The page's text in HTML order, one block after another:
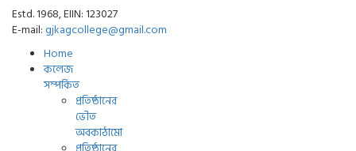
Estd. 1968, EIIN: 123027
E-mail:gjkagcollege@gmail.com
Home
কলেজ
সম্পর্কিত
প্রতিষ্ঠানের
ভৌত
অবকাঠামো